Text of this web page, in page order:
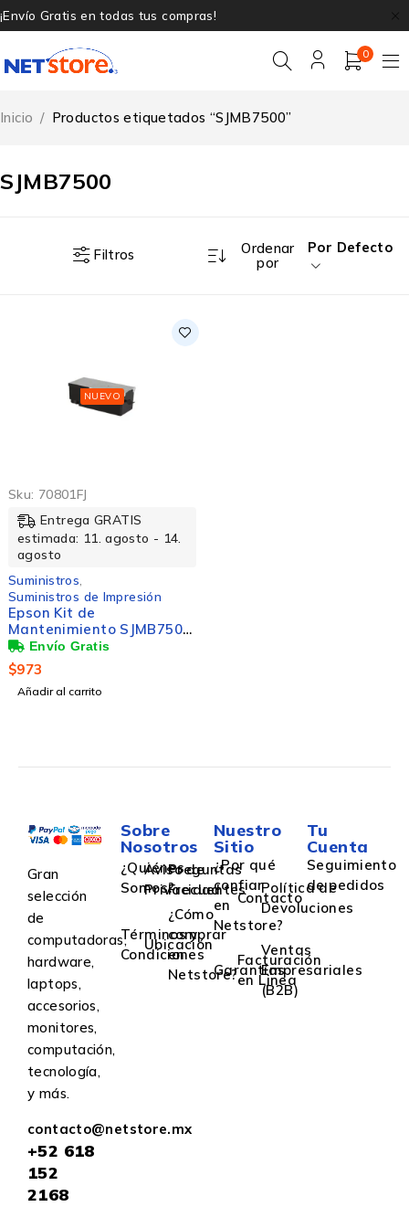
¡Envío Gratis en todas tus compras!
0
SJMB7500
Inicio / Productos etiquetados “SJMB7500”
Filtros
Ordenar
por
Por Defecto
NUEVO
Sku: 70801FJ
Entrega GRATIS
estimada: 11. agosto - 14.
agosto
Suministros
Suministros de Impresión
Epson Kit de
Mantenimiento SJMB7500,
para ColorWorks
C7500/C7500G
$973
Añadir al carrito
Gran
selección
de
computadoras,
hardware,
laptops,
accesorios,
monitores,
computación,
tecnología,
y más.
contacto@netstore.mx
+52 618
152
2168
Sobre
Nosotros
¿Quiénes
Somos?
Aviso de
Privacidad
Preguntas
Frecuentes
Términos y
Condiciones
Ubicación
¿Cómo
comprar
en
Netstore?
Nuestro
Sitio
¿Por qué
confiar
en
Netstore?
Contacto
Política de
Devoluciones
Garantías
Facturación
en Linea
Ventas
Empresariales
(B2B)
Tu
Cuenta
Seguimiento
de pedidos